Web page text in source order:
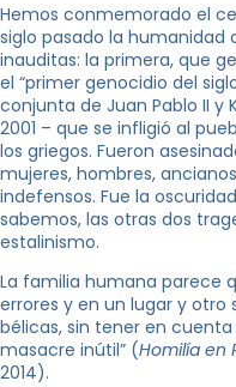
Hemos conmemorado el
siglo pasado la humanidad
inauditas: la primera, que
el “primer genocidio del
conjunta de Juan Pablo II y
2001 – que se infligió al
los griegos. Fueron
mujeres, hombres,
indefensos. Fue la
sabemos, las otras dos
estalinismo.
La familia humana parece
errores y en un lugar y
bélicas, sin tener en
masacre inútil” (Homilía en
2014).